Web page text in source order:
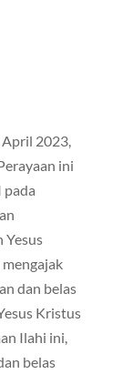
2023,
ini
pada
Yesus
dan belas
Kristus
Ilahi ini,
belas